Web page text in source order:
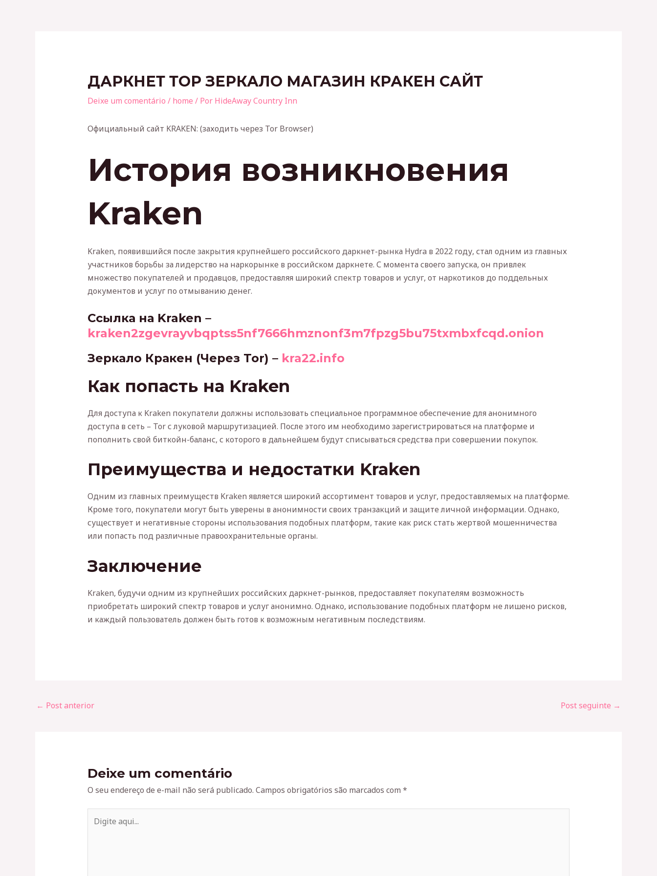
ДАРКНЕТ ТОР ЗЕРКАЛО МАГАЗИН КРАКЕН САЙТ
Deixe um comentário / home / Por HideAway Country Inn
Официальный сайт KRAKEN: (заходить через Tor Browser)
История возникновения
Kraken
Kraken, появившийся после закрытия крупнейшего российского даркнет-рынка Hydra в 2022 году, стал одним из главных
участников борьбы за лидерство на наркорынке в российском даркнете. С момента своего запуска, он привлек
множество покупателей и продавцов, предоставляя широкий спектр товаров и услуг, от наркотиков до поддельных
документов и услуг по отмыванию денег.
Cсылка на Kraken –
kraken2zgevrayvbqptss5nf7666hmznonf3m7fpzg5bu75txmbxfcqd.onion
Зеркало Кракен (Через Tor) – kra22.info
Как попасть на Kraken
Для доступа к Kraken покупатели должны использовать специальное программное обеспечение для анонимного
доступа в сеть – Tor с луковой маршрутизацией. После этого им необходимо зарегистрироваться на платформе и
пополнить свой биткойн-баланс, с которого в дальнейшем будут списываться средства при совершении покупок.
Преимущества и недостатки Kraken
Одним из главных преимуществ Kraken является широкий ассортимент товаров и услуг, предоставляемых на платформе.
Кроме того, покупатели могут быть уверены в анонимности своих транзакций и защите личной информации. Однако,
существует и негативные стороны использования подобных платформ, такие как риск стать жертвой мошенничества
или попасть под различные правоохранительные органы.
Заключение
Kraken, будучи одним из крупнейших российских даркнет-рынков, предоставляет покупателям возможность
приобретать широкий спектр товаров и услуг анонимно. Однако, использование подобных платформ не лишено рисков,
и каждый пользователь должен быть готов к возможным негативным последствиям.
← Post anterior Post seguinte →
Deixe um comentário
O seu endereço de e-mail não será publicado. Campos obrigatórios são marcados com *
aqui...